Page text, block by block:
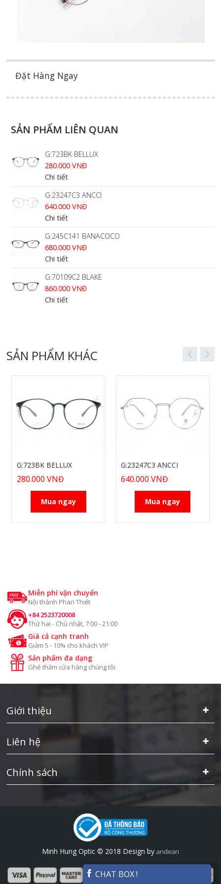
Đặt Hàng Ngay
SẢN PHẨM LIÊN QUAN
G:723BK BELLUX
280.000 VNĐ
Chi tiết
G:23247C3 ANCCI
640.000 VNĐ
Chi tiết
G:245C141 BANACOCO
680.000 VNĐ
Chi tiết
G:70109C2 BLAKE
860.000 VNĐ
Chi tiết
SẢN PHẨM KHÁC
G:723BK BELLUX
280.000 VNĐ
Mua ngay
G:23247C3 ANCCI
640.000 VNĐ
Mua ngay
Miễn phí vận chuyển
Nội thành Phan Thiết
+84 2523720008
Thứ hai - Chủ nhật, 7:00 - 21:00
Giá cả cạnh tranh
Giảm 5 - 10% cho khách VIP
Sản phẩm đa dạng
Ghé thăm cửa hàng chúng tôi
Giới thiệu
Liên hệ
Chính sách
Minh Hung Optic © 2018 Design by andean
CHAT BOX !